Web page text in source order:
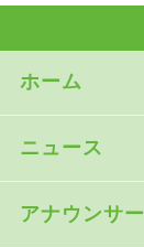
ホーム
ニュース
アナウンサー